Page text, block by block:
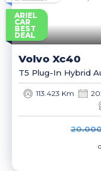
ARIEL
CAR
BEST
DEAL
Volvo Xc40
113.423 Km